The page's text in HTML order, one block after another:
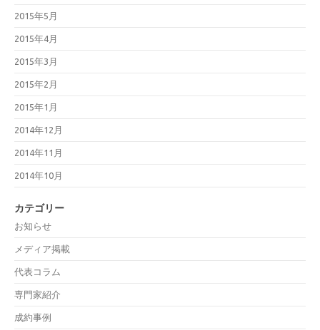
2015年5月
2015年4月
2015年3月
2015年2月
2015年1月
2014年12月
2014年11月
2014年10月
カテゴリー
お知らせ
メディア掲載
代表コラム
専門家紹介
成約事例